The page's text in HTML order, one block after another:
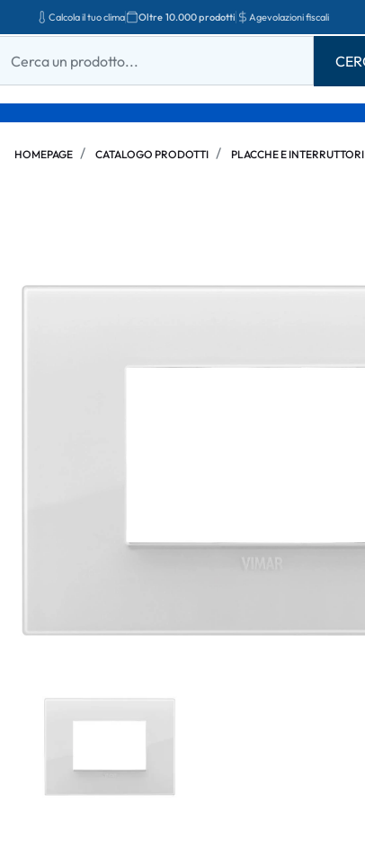
Calcola il tuo clima Oltre 10.000 prodotti Agevolazioni fiscali
HOMEPAGE CATALOGO PRODOTTI PLACCHE E INTERRUTTORI